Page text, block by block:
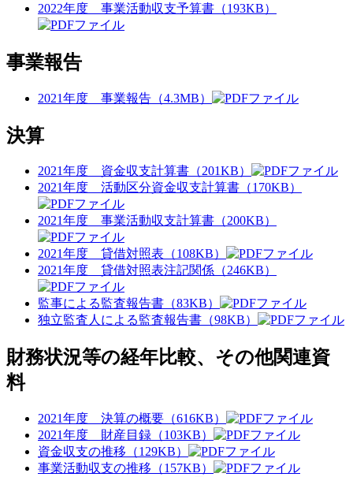
2022年度 事業活動収支予算書（193KB）
事業報告
2021年度 事業報告（4.3MB）
決算
2021年度 資金収支計算書（201KB）
2021年度 活動区分資金収支計算書（170KB）
2021年度 事業活動収支計算書（200KB）
2021年度 貸借対照表（108KB）
2021年度 貸借対照表注記関係（246KB）
監事による監査報告書（83KB）
独立監査人による監査報告書（98KB）
財務状況等の経年比較、その他関連資
料
2021年度 決算の概要（616KB）
2021年度 財産目録（103KB）
資金収支の推移（129KB）
事業活動収支の推移（157KB）